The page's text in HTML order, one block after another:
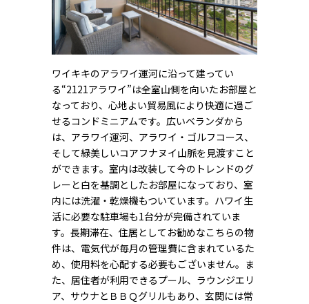
ワイキキのアラワイ運河に沿って建ってい
る“2121アラワイ”は全室山側を向いたお部屋と
なっており、心地よい貿易風により快適に過ご
せるコンドミニアムです。広いベランダから
は、アラワイ運河、アラワイ・ゴルフコース、
そして緑美しいコアフナヌイ山脈を見渡すこと
ができます。室内は改装して今のトレンドのグ
レーと白を基調としたお部屋になっており、室
内には洗濯・乾燥機もついています。ハワイ生
活に必要な駐車場も1台分が完備されていま
す。長期滞在、住居としてお勧めなこちらの物
件は、電気代が毎月の管理費に含まれているた
め、使用料を心配する必要もございません。ま
た、居住者が利用できるプール、ラウンジエリ
ア、サウナとＢＢＱグリルもあり、玄関には常